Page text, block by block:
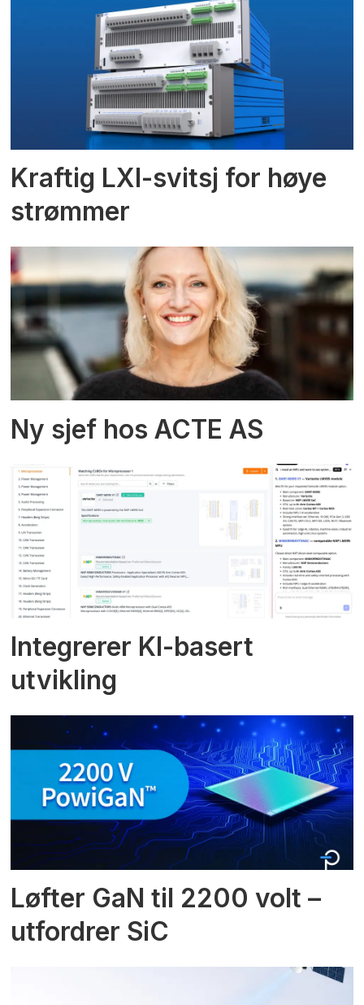
Kraftig LXI-svitsj for høye
strømmer
Ny sjef hos ACTE AS
Integrerer KI-basert
utvikling
Løfter GaN til 2200 volt –
utfordrer SiC